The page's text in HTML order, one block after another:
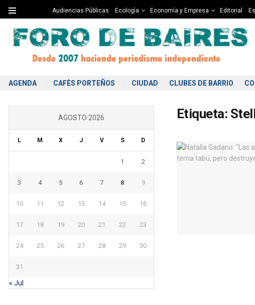
Audiencias Públicas Ecologìa Economía y Empresa Editorial
AGENDA CAFÈS PORTEÑOS CIUDAD CLUBES DE BARRIO
Etiqueta:
AGOSTO 2026
L M X J V S D
1 2
3 4 5 6 7 8 9
10 11 12 13 14 15 16
17 18 19 20 21 22 23
24 25 26 27 28 29 30
31
« Jul